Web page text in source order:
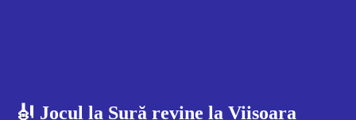
🎻 Jocul la Șură revine la Viișoara